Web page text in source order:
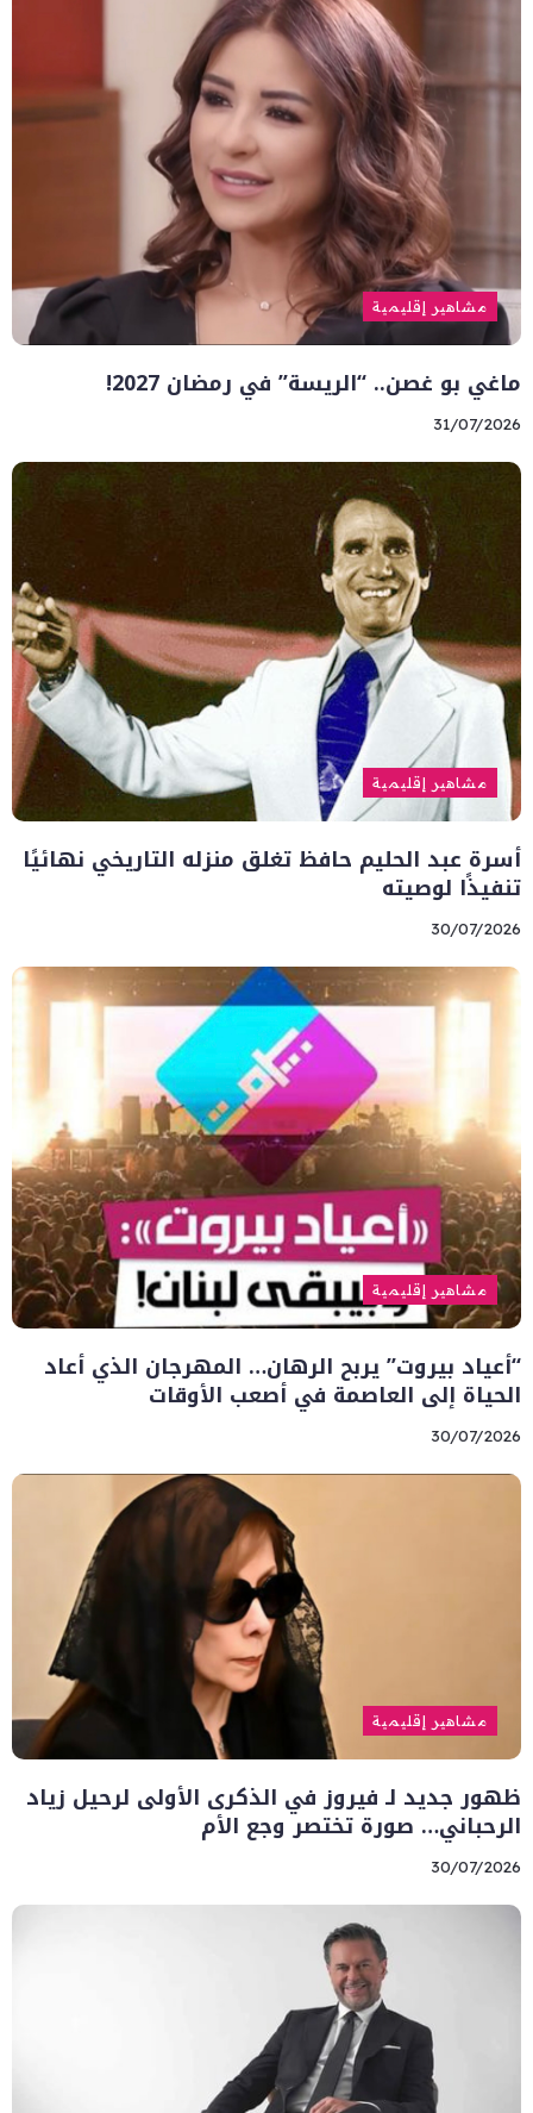
مشاهير إقليمية
ماغي بو غصن.. “الريسة” في رمضان 2027!
31/07/2026
مشاهير إقليمية
أسرة عبد الحليم حافظ تغلق منزله التاريخي نهائيًا
تنفيذًا لوصيته
30/07/2026
مشاهير إقليمية
“أعياد بيروت” يربح الرهان… المهرجان الذي أعاد
الحياة إلى العاصمة في أصعب الأوقات
30/07/2026
مشاهير إقليمية
ظهور جديد لـ فيروز في الذكرى الأولى لرحيل زياد
الرحباني… صورة تختصر وجع الأم
30/07/2026